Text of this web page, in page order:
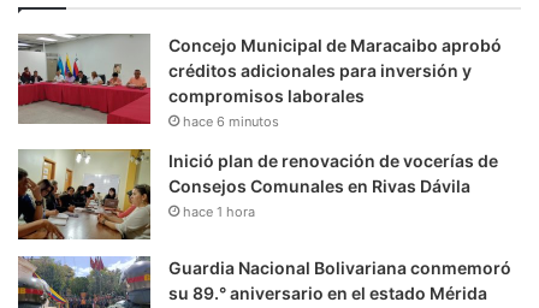
Concejo Municipal de Maracaibo aprobó
créditos adicionales para inversión y
compromisos laborales
hace 6 minutos
Inició plan de renovación de vocerías de
Consejos Comunales en Rivas Dávila
hace 1 hora
Guardia Nacional Bolivariana conmemoró
su 89.° aniversario en el estado Mérida